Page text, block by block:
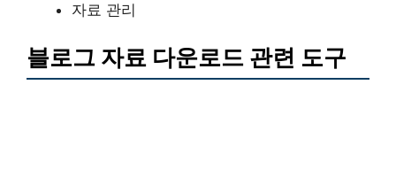
자료 관리
블로그 자료 다운로드 관련 도구